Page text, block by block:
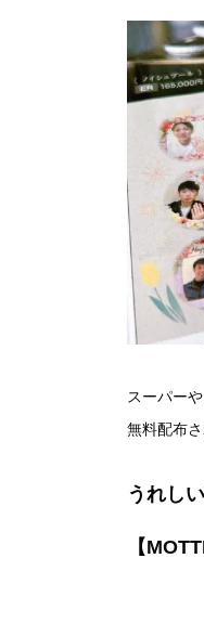
スーパー
無料配布
うれし
【